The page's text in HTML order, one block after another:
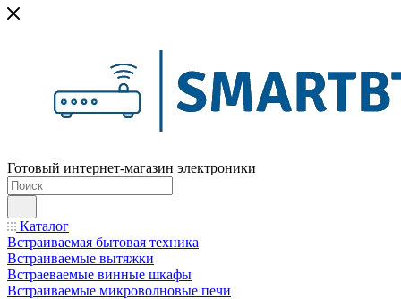
Готовый интернет-магазин электроники
Каталог
Встраиваемая бытовая техника
Встраиваемые вытяжки
Встраеваемые винные шкафы
Встраиваемые микроволновые печи